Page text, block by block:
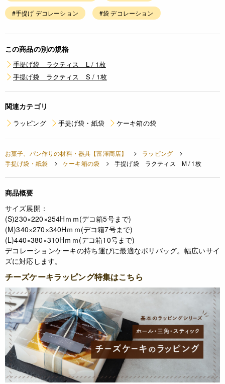
#手提げ デコレーション #袋 デコレーション
この商品の別の規格
手提げ袋 ラクティス L / 1枚
手提げ袋 ラクティス S / 1枚
関連カテゴリ
ラッピング 手提げ袋・紙袋 ケーキ箱の袋
お菓子、パン作りの材料・器具【富澤商店】
ラッピング
手提げ袋・紙袋
ケーキ箱の袋 手提げ袋 ラクティス M / 1枚
商品概要
サイズ展開：
(S)230×220×254Hｍｍ(デコ箱5号まで)
(M)340×270×340Hｍｍ(デコ箱7号まで)
(L)440×380×310Hｍｍ(デコ箱10号まで)
デコレーションケーキの持ち運びに最適なポリバッグ。幅広いサイ
ズに対応します。
チーズケーキラッピング特集はこちら